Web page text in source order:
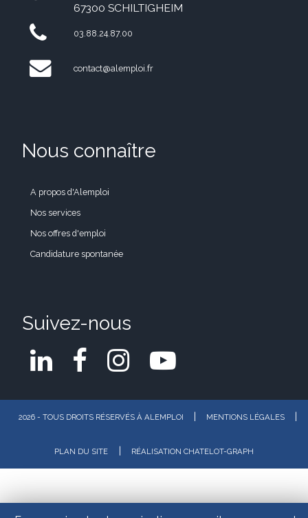
67300 SCHILTIGHEIM
03.88.24.87.00
contact@alemploi.fr
Nous connaître
A propos d'Alemploi
Nos services
Nos offres d'emploi
Candidature spontanée
Suivez-nous
2026 - TOUS DROITS RÉSERVÉS À ALEMPLOI MENTIONS LÉGALES
PLAN DU SITE RÉALISATION CHATELOT-GRAPH